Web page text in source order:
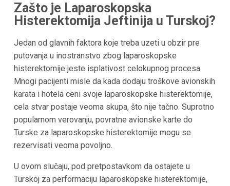
Zašto je Laparoskopska
Histerektomija Jeftinija u Turskoj?
Jedan od glavnih faktora koje treba uzeti u obzir pre
putovanja u inostranstvo zbog laparoskopske
histerektomije jeste isplativost celokupnog procesa.
Mnogi pacijenti misle da kada dodaju troškove avionskih
karata i hotela ceni svoje laparoskopske histerektomije,
cela stvar postaje veoma skupa, što nije tačno. Suprotno
popularnom verovanju, povratne avionske karte do
Turske za laparoskopske histerektomije mogu se
rezervisati veoma povoljno.
U ovom slučaju, pod pretpostavkom da ostajete u
Turskoj za performaciju laparoskopske histerektomije,